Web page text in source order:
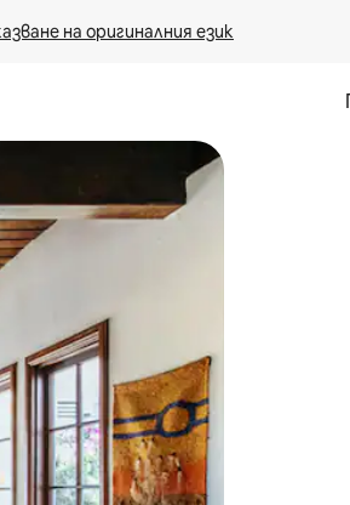
на оригиналния език